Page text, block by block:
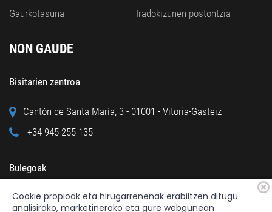
Gaurkotasuna
Iradokizunen postontzia
NON GAUDE
Bisitarien zentroa
Cantón de Santa María, 3 - 01001 - Vitoria-Gasteiz
+34 945 255 135
Bulegoak
Calle Cuchillería, 95 - 01001 - Vitoria-Gasteiz
Cookie propioak eta hirugarrenenak erabiltzen ditugu
analisirako, marketinerako eta gure webgunean